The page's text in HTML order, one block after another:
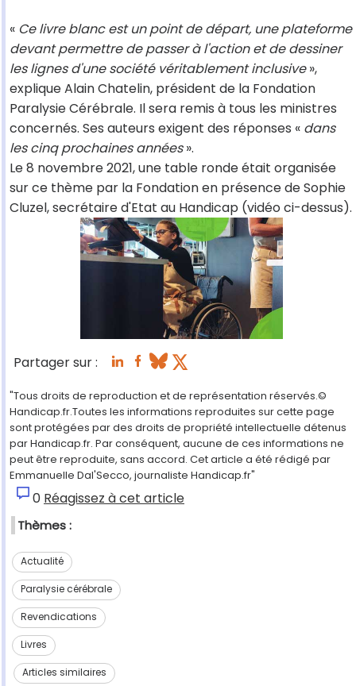
« Ce livre blanc est un point de départ, une plateforme
devant permettre de passer à l'action et de dessiner
les lignes d'une société véritablement inclusive»,
explique Alain Chatelin, président de la Fondation
Paralysie Cérébrale. Il sera remis à tous les ministres
concernés. Ses auteurs exigent des réponses « dans
les cinq prochaines années».
Le 8 novembre 2021, une table ronde était organisée
sur ce thème par la Fondation en présence de Sophie
Cluzel, secrétaire d'Etat au Handicap (vidéo ci-dessus).
Partager sur :
"Tous droits de reproduction et de représentation réservés.©
Handicap.fr.Toutes les informations reproduites sur cette page
sont protégées par des droits de propriété intellectuelle détenus
par Handicap.fr. Par conséquent, aucune de ces informations ne
peut être reproduite, sans accord. Cet article a été rédigé par
Emmanuelle Dal'Secco, journaliste Handicap.fr"
0 Réagissez à cet article
Thèmes :
Actualité
Paralysie cérébrale
Revendications
Livres
Articles similaires